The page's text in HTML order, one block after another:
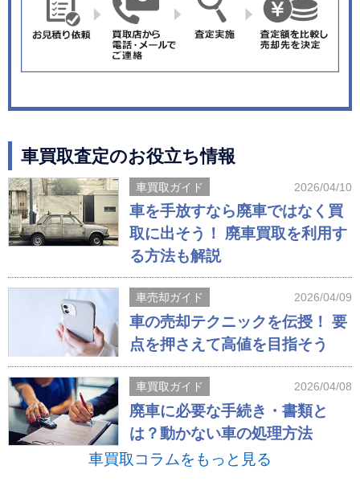
車買取査定のお役立ち情報
車買取ガイド 2026/04/10
車を手放すなら廃車ではなく買
取に出そう！ 廃車買取を利用す
る方法も解説
車売却ガイド 2026/04/09
車の売却テクニックを伝授！ 要
点を押さえて高値を目指そう
車買取ガイド 2026/04/08
廃車に必要な手続き・書類と
は？動かない車の処理方法
車買取コラムをもっと見る